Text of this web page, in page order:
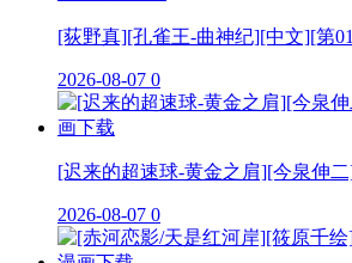
[荻野真][孔雀王-曲神纪][中文][第
2026-08-07 0
[迟来的超速球-黄金之肩][今泉伸
2026-08-07 0